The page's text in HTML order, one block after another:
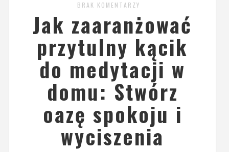
BRAK KOMENTARZY
Jak zaaranżować
przytulny kącik
do medytacji w
domu: Stwórz
oazę spokoju i
wyciszenia